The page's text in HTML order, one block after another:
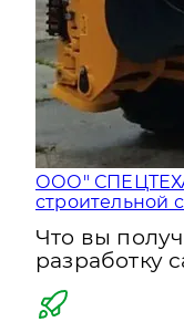
ООО"
Что вы
разработку